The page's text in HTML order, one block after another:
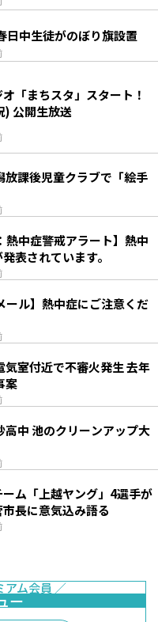
日中生徒がのぼり旗設置
「まちスタ」スタート！
) 公開生放送
放課後児童クラブで「絵手
熱中症警戒アラート】熱中
表されています。
ール】熱中症にご注意くだ
室付近で不審火発生 去年
案
高中 池のクリーンアップ大
ム「上越ヤング」4選手が
長に意気込み語る